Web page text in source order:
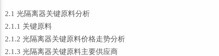
2.1 光隔离器关键原料分析
2.1.1 关键原料
2.1.2 光隔离器关键原料价格走势分析
2.1.3 光隔离器关键原料主要供应商